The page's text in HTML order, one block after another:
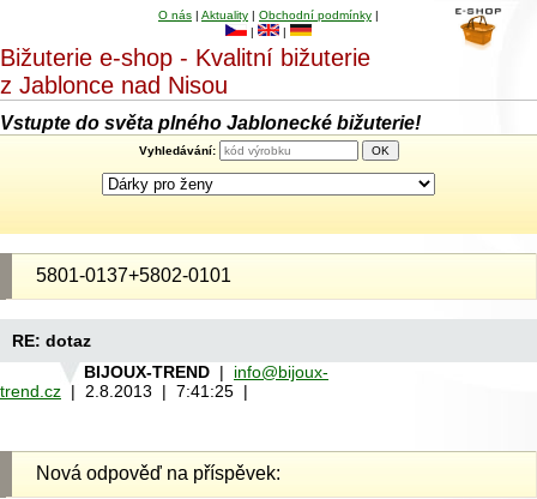
O nás | Aktuality | Obchodní podmínky |
|
|
Bižuterie e-shop - Kvalitní bižuterie
z Jablonce nad Nisou
Vstupte do světa plného Jablonecké bižuterie!
Vyhledávání:
5801-0137+5802-0101
RE: dotaz
BIJOUX-TREND | info@bijoux-
trend.cz | 2.8.2013 | 7:41:25 |
Nová odpověď na příspěvek: